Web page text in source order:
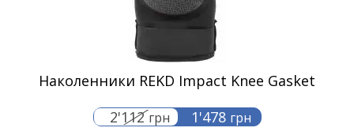
Наколенники REKD Impact Knee Gasket
2'112грн 1'478 грн